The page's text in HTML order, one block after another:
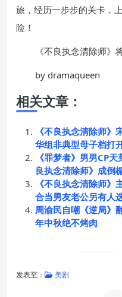
旅，经历一步步的关卡，
险！
《不良执念清除师》
by dramaqueen
相关文章：
《不良执念清除师
华组非典型母子档打
《罪梦者》男男CP
良执念清除师》成倒
《不良执念清除师
合当男友老公另有人
周渝民自嘲《逆局》
年中秋绝不烤肉
发表至： 美剧